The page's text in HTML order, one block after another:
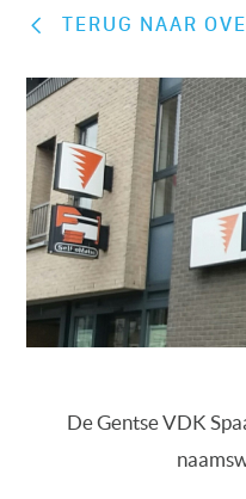
TERUG NAAR
De Gentse VDK